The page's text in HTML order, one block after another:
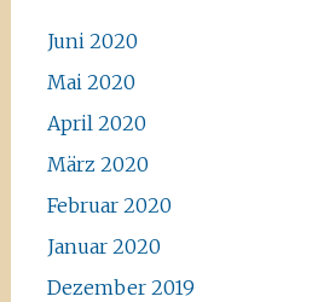
Juni 2020
Mai 2020
April 2020
März 2020
Februar 2020
Januar 2020
Dezember 2019